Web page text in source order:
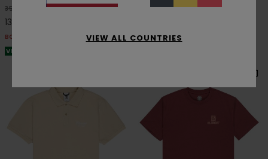
35,00 € 63%
13,12 €
BONS PLANS
VENTE FLASH EXTRA 25%
35,00 € 48%
BONS PLANS
VIEW ALL COUNTRIES